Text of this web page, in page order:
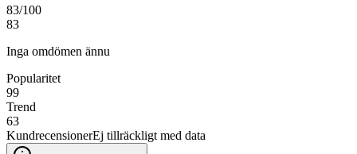
83/100
83
Inga omdömen ännu
Popularitet
99
Trend
63
KundrecensionerEj tillräckligt med data